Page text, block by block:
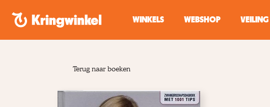
WINKELS
WEBSHOP VEILING
Terug naar boeken